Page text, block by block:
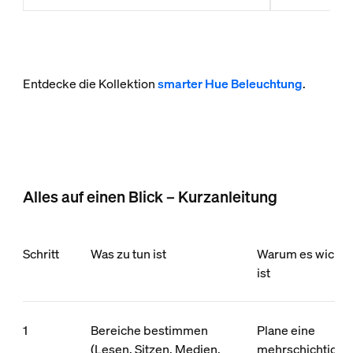
Entdecke die Kollektionsmarter Hue Beleuchtung.
Alles auf einen Blick – Kurzanleitung
Schritt Was zu tun ist
Warum es
ist
1
Bereiche bestimmen
(Lesen, Sitzen, Medien,
Plane eine
mehrschichtige